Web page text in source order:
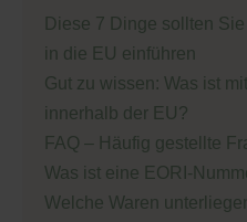
Diese 7 Dinge sollten
in die EU einführen
Gut zu wissen: Was ist
innerhalb der EU?
FAQ – Häufig gestellte
Was ist eine EORI-
Welche Waren